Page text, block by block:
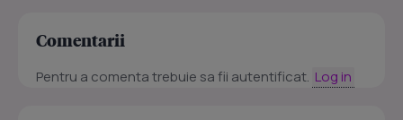
Comentarii
Pentru a comenta trebuie sa fii autentificat. Log in